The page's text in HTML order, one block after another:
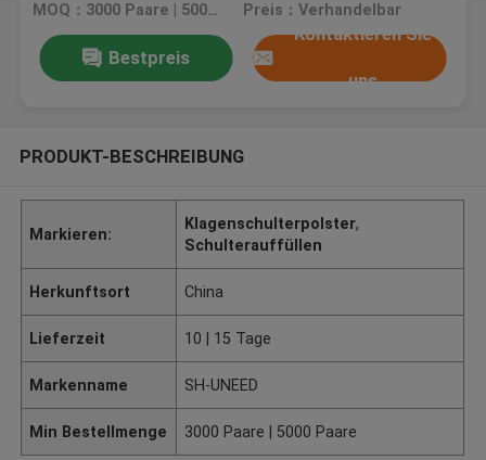
MOQ：3000 Paare | 5000 Paare Preis：Verhandelbar
Bestpreis
Kontaktieren Sie
uns
PRODUKT-BESCHREIBUNG
Markieren:
Klagenschulterpolster,
Schulterauffüllen
Herkunftsort China
Lieferzeit 10 | 15 Tage
Markenname SH-UNEED
Min Bestellmenge 3000 Paare | 5000 Paare